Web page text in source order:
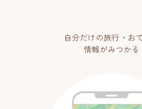
自分だけの旅行・お
情報がみつかる